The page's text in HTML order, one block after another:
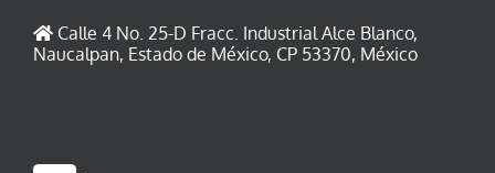
Calle 4 No. 25-D Fracc. Industrial Alce Blanco,
Naucalpan, Estado de México, CP 53370, México